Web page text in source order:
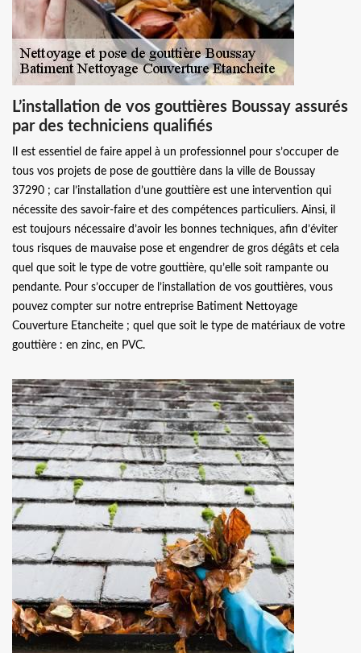
L’installation de vos gouttières Boussay assurés
par des techniciens qualifiés
Il est essentiel de faire appel à un professionnel pour s’occuper de
tous vos projets de pose de gouttière dans la ville de Boussay
37290 ; car l’installation d’une gouttière est une intervention qui
nécessite des savoir-faire et des compétences particuliers. Ainsi, il
est toujours nécessaire d’avoir les bonnes techniques, afin d’éviter
tous risques de mauvaise pose et engendrer de gros dégâts et cela
quel que soit le type de votre gouttière, qu’elle soit rampante ou
pendante. Pour s’occuper de l’installation de vos gouttières, vous
pouvez compter sur notre entreprise Batiment Nettoyage
Couverture Etancheite ; quel que soit le type de matériaux de votre
gouttière : en zinc, en PVC.